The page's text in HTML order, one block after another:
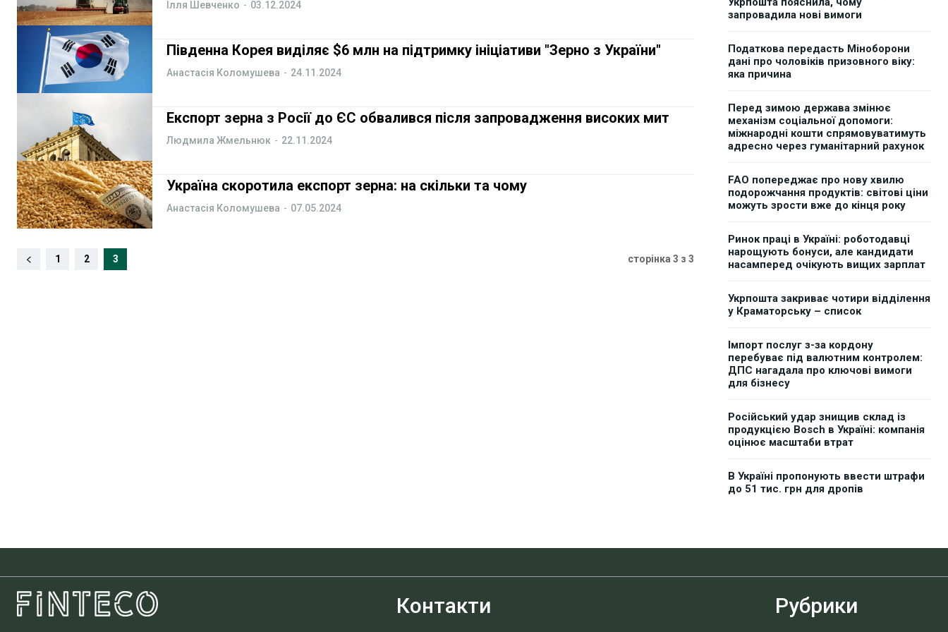
Курс валют
Ми в соц. мережах
Курс валют
Ми в соц. мережах
Ілля Шевченко - 03.12.2024
Південна Корея виділяє $6 млн на підтримку ініціативи "Зерно з України"
Анастасія Коломушева - 24.11.2024
Експорт зерна з Росії до ЄС обвалився після запровадження високих мит
Людмила Жмельнюк - 22.11.2024
Україна скоротила експорт зерна: на скільки та чому
Анастасія Коломушева - 07.05.2024
1 2 3 сторінка 3 з 3
запровадила нові вимоги
Податкова передасть Міноборони
дані про чоловіків призовного віку:
яка причина
Перед зимою держава змінює
механізм соціальної допомоги:
міжнародні кошти спрямовуватимуть
адресно через гуманітарний рахунок
FAO попереджає про нову хвилю
подорожчання продуктів: світові ціни
можуть зрости вже до кінця року
Ринок праці в Україні: роботодавці
нарощують бонуси, але кандидати
насамперед очікують вищих зарплат
Укрпошта закриває чотири відділення
у Краматорську – список
Імпорт послуг з-за кордону
перебуває під валютним контролем:
ДПС нагадала про ключові вимоги
для бізнесу
Російський удар знищив склад із
продукцією Bosch в Україні: компанія
оцінює масштаби втрат
В Україні пропонують ввести штрафи
до 51 тис. грн для дропів
Контакти Рубрики